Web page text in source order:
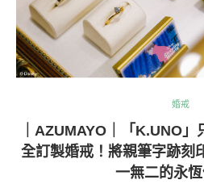
婚戒
｜AZUMAYO｜「K.UNO
全訂製婚戒！將親筆字跡刻
一無二的永恆